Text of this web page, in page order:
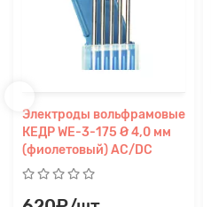
Электроды вольфрамовые
КЕДР WE-3-175 Ø 4,0 мм
(фиолетовый) AC/DC